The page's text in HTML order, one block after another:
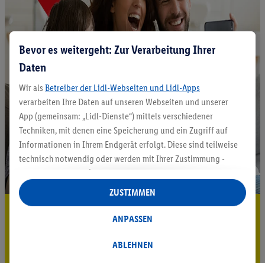
5.95 € Versand sparen³²ᵃ
Bevor es weitergeht: Zur Verarbeitung Ihrer
Daten
Wir als Betreiber der Lidl-Webseiten und Lidl-Apps
verarbeiten Ihre Daten auf unseren Webseiten und unserer
App (gemeinsam: „Lidl-Dienste“) mittels verschiedener
Techniken, mit denen eine Speicherung und ein Zugriff auf
Informationen in Ihrem Endgerät erfolgt. Diese sind teilweise
technisch notwendig oder werden mit Ihrer Zustimmung -
auch durch Partner (u.a.
Verantwortliche; im Zusammenhang mit dem IAB TCF
insgesamt
Statistik-Erstellung oder für personalisierte Werbung
Datenverarbeitungen für personalisierte Werbung werden
ABLEHNEN
ANPASSEN
ZUSTIMMEN